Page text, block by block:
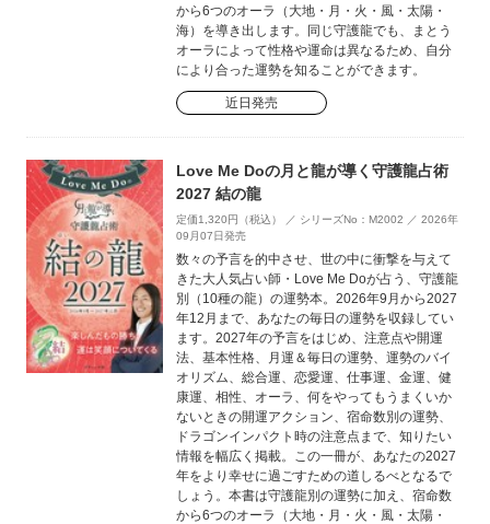
から6つのオーラ（大地・月・火・風・太陽・
海）を導き出します。同じ守護龍でも、まとう
オーラによって性格や運命は異なるため、自分
により合った運勢を知ることができます。
近日発売
Love Me Doの月と龍が導く守護龍占術
2027 結の龍
定価1,320円（税込） ／ シリーズNo：M2002 ／ 2026年
09月07日発売
数々の予言を的中させ、世の中に衝撃を与えて
きた大人気占い師・Love Me Doが占う、守護龍
別（10種の龍）の運勢本。2026年9月から2027
年12月まで、あなたの毎日の運勢を収録してい
ます。2027年の予言をはじめ、注意点や開運
法、基本性格、月運＆毎日の運勢、運勢のバイ
オリズム、総合運、恋愛運、仕事運、金運、健
康運、相性、オーラ、何をやってもうまくいか
ないときの開運アクション、宿命数別の運勢、
ドラゴンインパクト時の注意点まで、知りたい
情報を幅広く掲載。この一冊が、あなたの2027
年をより幸せに過ごすための道しるべとなるで
しょう。本書は守護龍別の運勢に加え、宿命数
から6つのオーラ（大地・月・火・風・太陽・